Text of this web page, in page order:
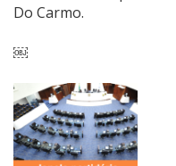
Do Carmo.
￼